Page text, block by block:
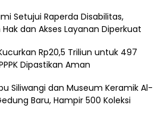
Setujui Raperda Disabilitas,
dan Akses Layanan Diperkuat
Rp20,5 Triliun untuk 497
Dipastikan Aman
Siliwangi dan Museum Keramik Al-
Baru, Hampir 500 Koleksi